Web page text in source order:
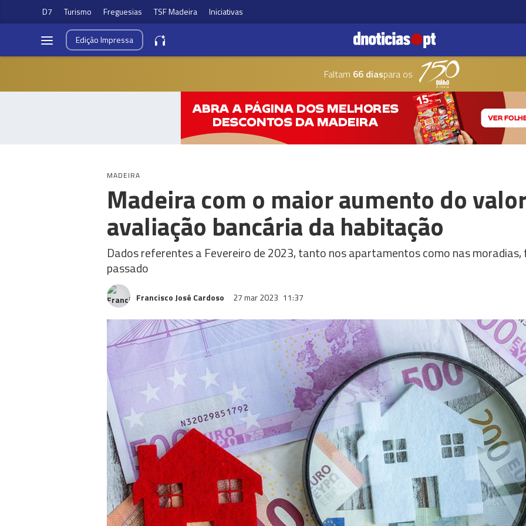
D7 Turismo Freguesias TSF Madeira Iniciativas
EdiçãoImpressa
Faltam 66 diaspara os
MADEIRA
Madeira com o maior aumento do
avaliação bancária da habitação
Dados referentes a Fevereiro de 2023, tanto nos apartamentos como nas
passado
Francisco José Cardoso 27 mar 2023 11:37